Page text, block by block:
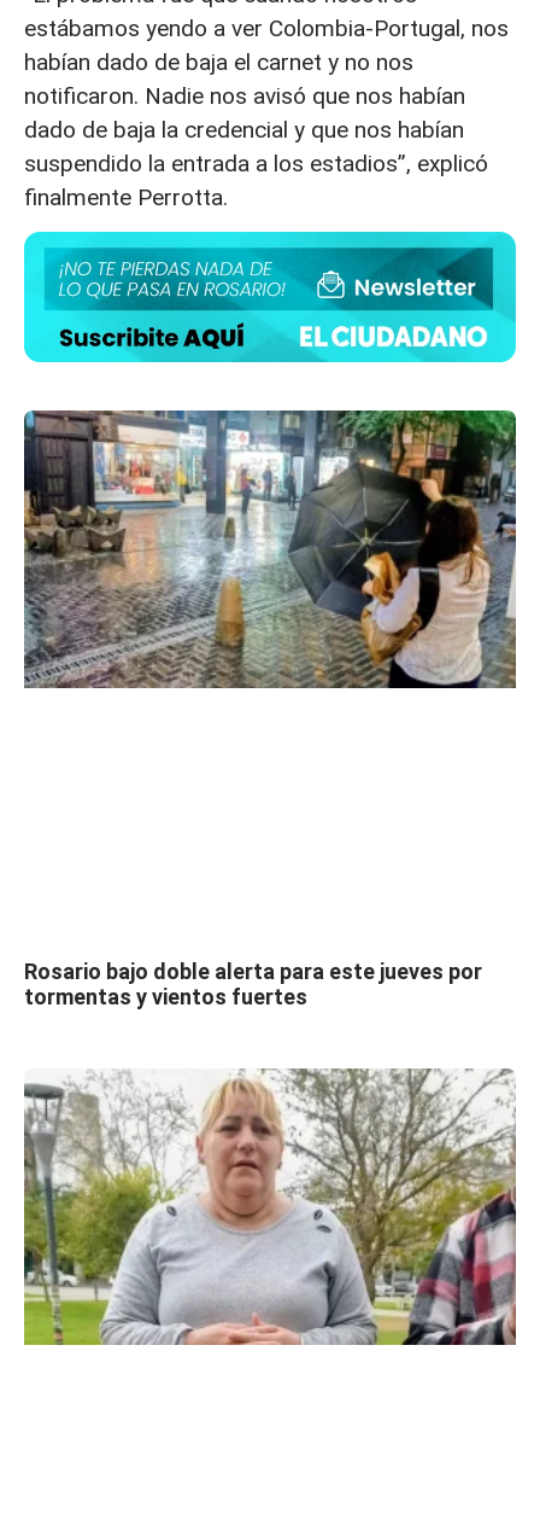
estábamos yendo a ver Colombia-Portugal, nos
habían dado de baja el carnet y no nos
notificaron. Nadie nos avisó que nos habían
dado de baja la credencial y que nos habían
suspendido la entrada a los estadios”, explicó
finalmente Perrotta.
Rosario bajo doble alerta para este jueves por
tormentas y vientos fuertes